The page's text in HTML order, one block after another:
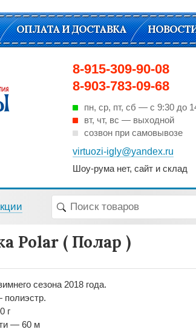
8-915-309-90-08
8-903-783-09-68
пн, ср, пт, cб — с 9:30 до
вт, чт, вс — выходной
созвон при самовывозе
virtuozi-igly@yandex.ru
Шоу-рума нет, сайт и склад
ОПЛАТА И ДОСТАВКА
Polar ( Полар )
сезона 2018 года.
г
— 60 м